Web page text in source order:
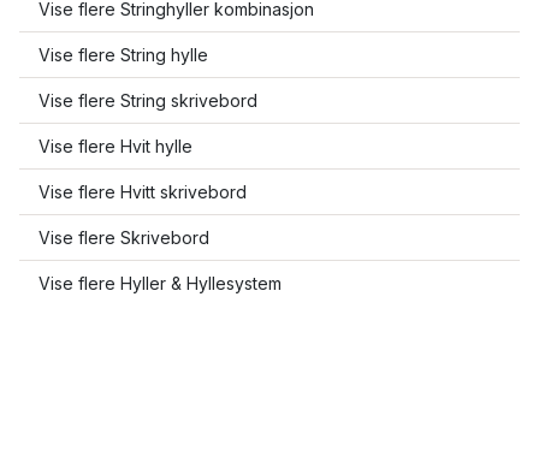
Vise flere Stringhyller kombinasjon
Vise flere String hylle
Vise flere String skrivebord
Vise flere Hvit hylle
Vise flere Hvitt skrivebord
Vise flere Skrivebord
Vise flere Hyller & Hyllesystem